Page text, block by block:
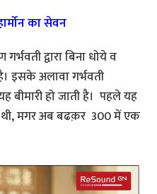
का सेवन
द्वारा बिना धोये व
इसके अलावा गर्भवती
बीमारी हो जाती है। पहले यह
थी, मगर अब बढक़र 300 में एक